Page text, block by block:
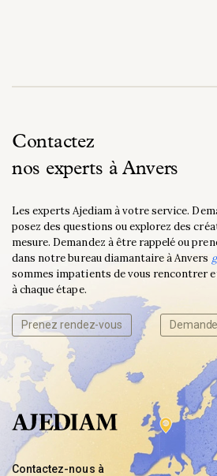
Contactez
nos experts à Anvers
Les experts Ajediam à votre service.
posez des questions ou explorez des
mesure. Demandez à être rappelé ou
dans notre bureau diamantaire à Anvers
sommes impatients de vous rencontrer
à chaque étape.
Prenez rendez-vous
Contactez-nous à